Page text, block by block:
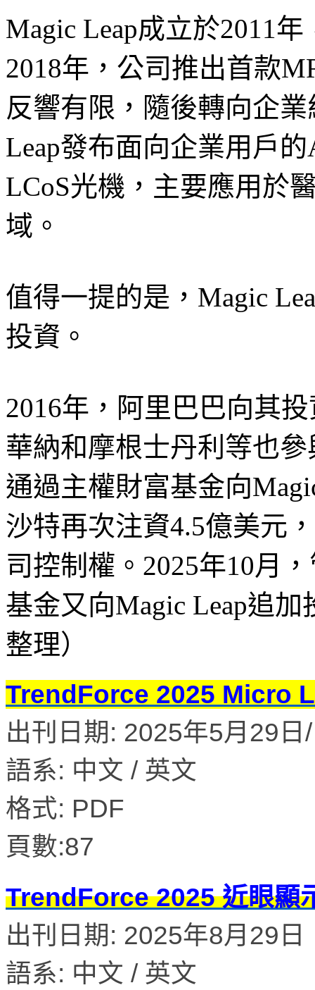
Magic Leap成立於2011
2018年，公司推出首款
反響有限，隨後轉向企
Leap發布面向企業用戶
LCoS光機，主要應用於
域。
值得一提的是，Magic
投資。
2016年，阿里巴巴向其
華納和摩根士丹利等也
通過主權財富基金向
沙特再次注資4.5億美元
司控制權。2025年10月
基金又向Magic Leap追
整理）
TrendForce 2025 Micro
出刊日期: 2025年5月29日
語系: 中文 / 英文
格式: PDF
頁數:87
TrendForce 2025 近眼顯
出刊日期: 2025年8月29日
語系: 中文 / 英文